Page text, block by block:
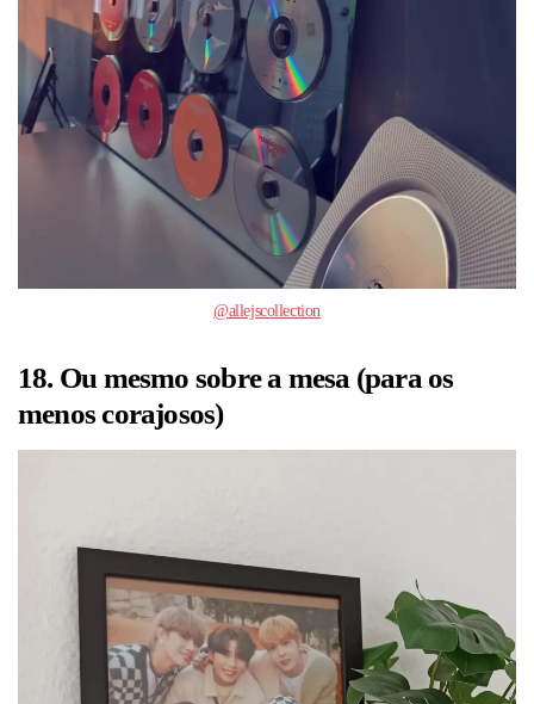
@allejscollection
18. Ou mesmo sobre a mesa (para os
menos corajosos)